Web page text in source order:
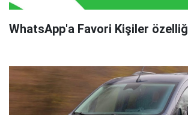
WhatsApp'a Favori Kişiler